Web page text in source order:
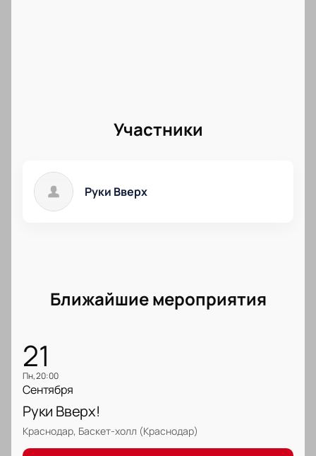
Участники
Руки Вверх
Ближайшие мероприятия
21
пн, 20:00
Сентября
Руки Вверх!
Краснодар, Баскет-холл (Краснодар)